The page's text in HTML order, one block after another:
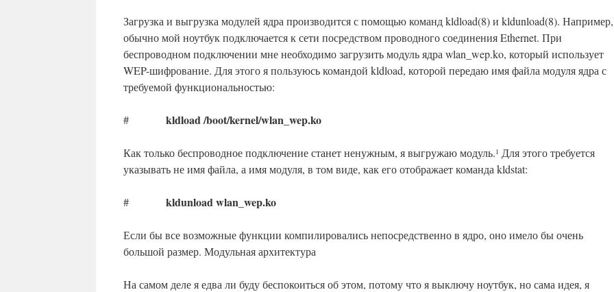
Загрузка и выгрузка модулей ядра производится с помощью команд kldload(8) и kldunload(8). Например,
обычно мой ноутбук подключается к сети посредством проводного соединения Ethernet. При
беспроводном подключении мне необходимо загрузить модуль ядра wlan_wep.ko, который использует
WEP-шифрование. Для этого я пользуюсь командой kldload, которой передаю имя файла модуля ядра с
требуемой функциональностью:
# kldload /boot/kernel/wlan_wep.ko
Как только беспроводное подключение станет ненужным, я выгружаю модуль.1 Для этого требуется
указывать не имя файла, а имя модуля, в том виде, как его отображает команда kldstat:
# kldunload wlan_wep.ko
Если бы все возможные функции компилировались непосредственно в ядро, оно имело бы очень
большой размер. Модульная архитектура
На самом деле я едва ли буду беспокоиться об этом, потому что я выключу ноутбук, но сама идея, я